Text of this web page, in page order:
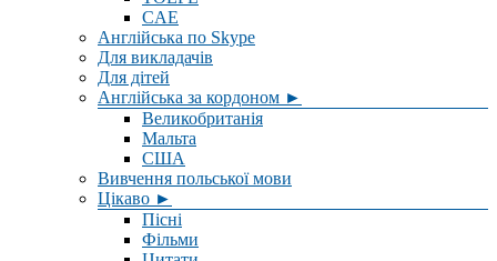
CAE
Англійська по Skype
Для викладачів
Для дітей
Англійська за кордоном ►
Великобританія
Мальта
США
Вивчення польської мови
Цікаво ►
Пісні
Фільми